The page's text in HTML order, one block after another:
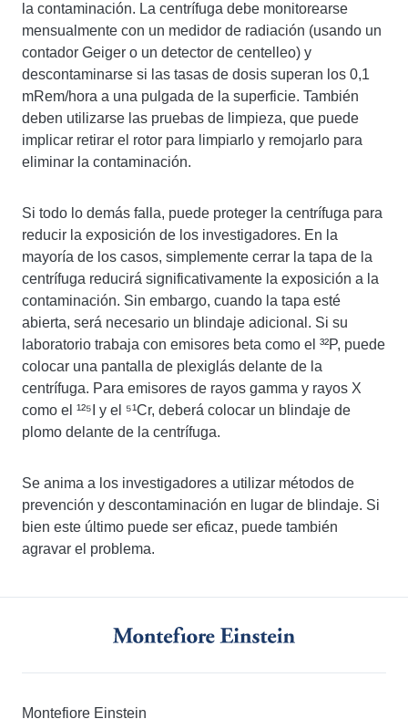
la contaminación. La centrífuga debe monitorearse
mensualmente con un medidor de radiación (usando un
contador Geiger o un detector de centelleo) y
descontaminarse si las tasas de dosis superan los 0,1
mRem/hora a una pulgada de la superficie. También
deben utilizarse las pruebas de limpieza, que puede
implicar retirar el rotor para limpiarlo y remojarlo para
eliminar la contaminación.
Si todo lo demás falla, puede proteger la centrífuga para
reducir la exposición de los investigadores. En la
mayoría de los casos, simplemente cerrar la tapa de la
centrífuga reducirá significativamente la exposición a la
contaminación. Sin embargo, cuando la tapa esté
abierta, será necesario un blindaje adicional. Si su
laboratorio trabaja con emisores beta como el ³²P, puede
colocar una pantalla de plexiglás delante de la
centrífuga. Para emisores de rayos gamma y rayos X
como el ¹²⁵I y el ⁵¹Cr, deberá colocar un blindaje de
plomo delante de la centrífuga.
Se anima a los investigadores a utilizar métodos de
prevención y descontaminación en lugar de blindaje. Si
bien este último puede ser eficaz, puede también
agravar el problema.
Montefiore Einstein